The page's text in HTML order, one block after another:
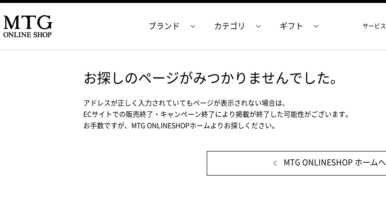
ブランド カテゴリ ギフト サービス
お探しのページがみつかりませんでした。
アドレスが正しく入力されていてもページが表示されない場合は、
ECサイトでの販売終了・キャンペーン終了により掲載が終了した可能性がございます。
お手数ですが、MTG ONLINESHOPホームよりお探しください。
MTG ONLINESHOP ホームへ